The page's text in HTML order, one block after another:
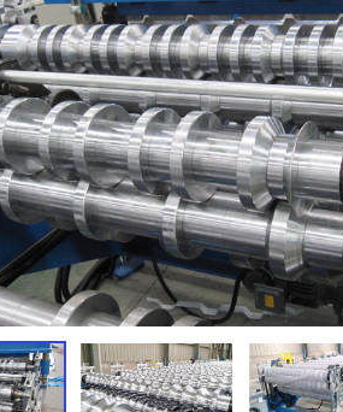
لوحة معدنية آلة المتداول
ج / ش / ض / م المدادة الصحافة
إسقاط أنبوب المتداول آلة تشكيل
الدرابزين المتداول آلة تشكيل
المتداول مصراع الباب المتداول آلة
تشكيل